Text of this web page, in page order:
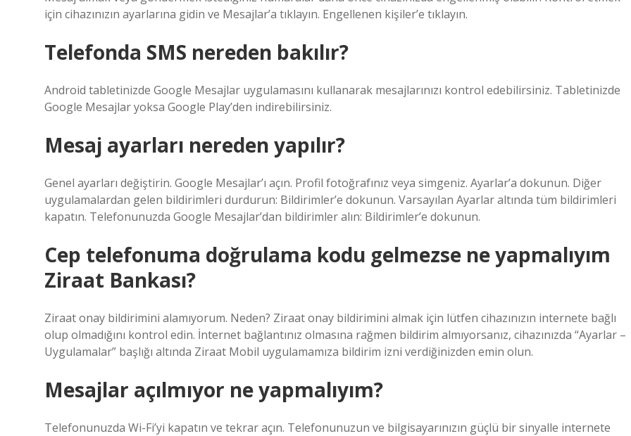
için cihazınızın ayarlarına gidin ve Mesajlar’a tıklayın. Engellenen kişiler’e tıklayın.
Telefonda SMS nereden bakılır?
Android tabletinizde Google Mesajlar uygulamasını kullanarak mesajlarınızı kontrol edebilirsiniz. Tabletinizde
Google Mesajlar yoksa Google Play’den indirebilirsiniz.
Mesaj ayarları nereden yapılır?
Genel ayarları değiştirin. Google Mesajlar’ı açın. Profil fotoğrafınız veya simgeniz. Ayarlar’a dokunun. Diğer
uygulamalardan gelen bildirimleri durdurun: Bildirimler’e dokunun. Varsayılan Ayarlar altında tüm bildirimleri
kapatın. Telefonunuzda Google Mesajlar’dan bildirimler alın: Bildirimler’e dokunun.
Cep telefonuma doğrulama kodu gelmezse ne yapmalıyım
Ziraat Bankası?
Ziraat onay bildirimini alamıyorum. Neden? Ziraat onay bildirimini almak için lütfen cihazınızın internete bağlı
olup olmadığını kontrol edin. İnternet bağlantınız olmasına rağmen bildirim almıyorsanız, cihazınızda “Ayarlar –
Uygulamalar” başlığı altında Ziraat Mobil uygulamamıza bildirim izni verdiğinizden emin olun.
Mesajlar açılmıyor ne yapmalıyım?
Telefonunuzda Wi-Fi’yi kapatın ve tekrar açın. Telefonunuzun ve bilgisayarınızın güçlü bir sinyalle internete